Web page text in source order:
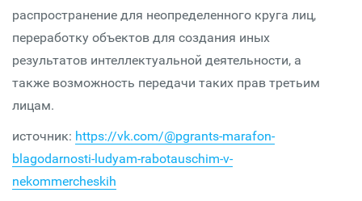
распространение для неопределенного круга лиц,
переработку объектов для создания иных
результатов интеллектуальной деятельности, а
также возможность передачи таких прав третьим
лицам.
источник: https://vk.com/@pgrants-marafon-
blagodarnosti-ludyam-rabotauschim-v-
nekommercheskih